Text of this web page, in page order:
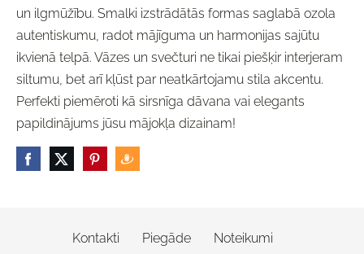
un ilgmūžību. Smalki izstrādātās formas saglabā ozola
autentiskumu, radot mājīguma un harmonijas sajūtu
ikvienā telpā. Vāzes un svečturi ne tikai piešķir interjeram
siltumu, bet arī kļūst par neatkārtojamu stila akcentu.
Perfekti piemēroti kā sirsnīga dāvana vai elegants
papildinājums jūsu mājokļa dizainam!
Kontakti Piegāde Noteikumi